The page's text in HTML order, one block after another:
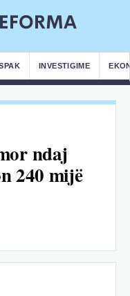
INVESTIGIME
ndaj
240 mijë